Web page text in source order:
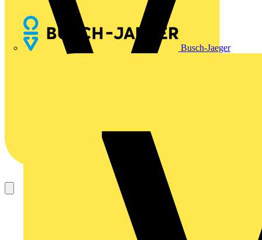
Busch-Jaeger